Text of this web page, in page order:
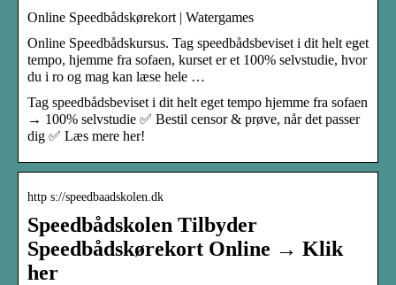
Online Speedbådskørekort | Watergames
Online Speedbådskursus. Tag speedbådsbeviset i dit helt eget
tempo, hjemme fra sofaen, kurset er et 100% selvstudie, hvor
du i ro og mag kan læse hele …
Tag speedbådsbeviset i dit helt eget tempo hjemme fra sofaen
→ 100% selvstudie ✅ Bestil censor & prøve, når det passer
dig ✅ Læs mere her!
http s://speedbaadskolen.dk
Speedbådskolen Tilbyder
Speedbådskørekort Online → Klik
her